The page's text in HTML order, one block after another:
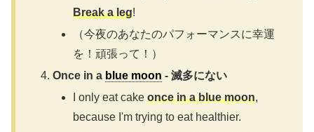
Break a leg!
（今夜のあなたのパフォーマンスに幸運
を！頑張って！）
Once in a blue moon - 滅多にない
I only eat cakeonce in a blue moon,
because I'm trying to eat healthier.